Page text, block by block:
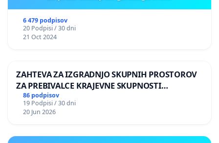
6 479 podpisov
20 Podpisi / 30 dni
21 Oct 2024
ZAHTEVA ZA IZGRADNJO SKUPNIH PROSTOROV
ZA PREBIVALCE KRAJEVNE SKUPNOSTI
PRESTRANEK
86 podpisov
19 Podpisi / 30 dni
20 Jun 2026